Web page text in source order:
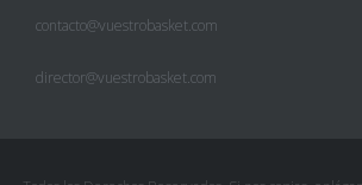
contacto@vuestrobasket.com
director@vuestrobasket.com